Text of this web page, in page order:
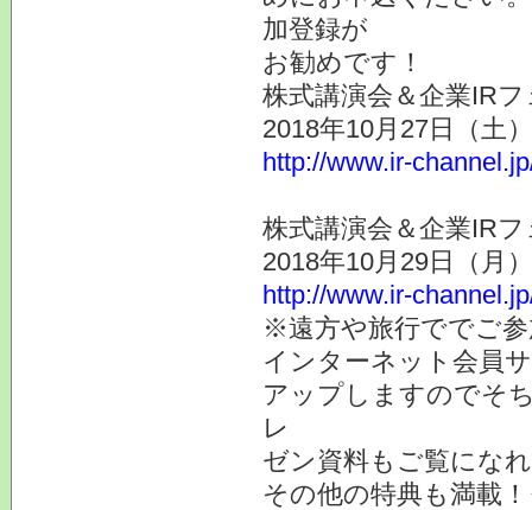
加登録が
お勧めです！
株式講演会＆企業IR
2018年10月27日（
http://www.ir-
株式講演会＆企業IR
2018年10月29日（
http://www.ir-
※遠方や旅行ででご
インターネット会員
アップしますのでそ
レ
ゼン資料もご覧にな
その他の特典も満載